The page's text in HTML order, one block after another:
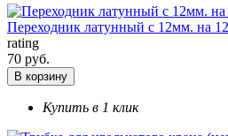
Переходник латунный с 12мм. на
rating
70 руб.
В корзину
Купить в 1 клик